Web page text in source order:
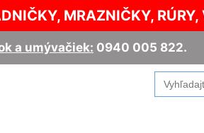
MRAZNIČKY,
a umývačiek: 0940 005 822.
Search
for: